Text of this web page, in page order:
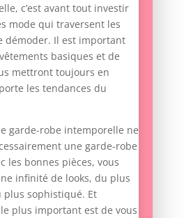
c’est avant tout investir
mode qui traversent les
démoder. Il est important
basiques et de
mettront toujours en
les tendances du
garde-robe intemporelle ne
une garde-robe
les bonnes pièces, vous
infinité de looks, du plus
plus sophistiqué. Et
le plus important est de vous